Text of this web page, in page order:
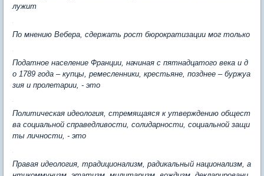
лужит
По мнению Вебера, сдержать рост бюрократизации мог только
Податное население Франции, начиная с пятнадцатого века и д
о 1789 года – купцы, ремесленники, крестьяне, позднее – буржуа
зия и пролетарии, - это
Политическая идеология, стремящаяся к утверждению общест
ва социальной справедливости, солидарности, социальной защи
ты личности, - это
Правая идеология, традиционализм, радикальный национализм, а